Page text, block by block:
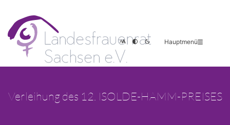
Hauptmenü
Verleihung des 12. ISOLDE-HAMM-PREISES